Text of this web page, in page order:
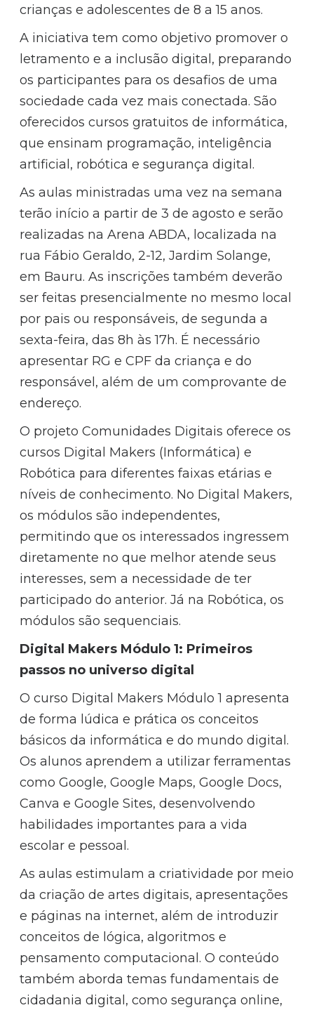
crianças e adolescentes de 8 a 15 anos.
A iniciativa tem como objetivo promover o
letramento e a inclusão digital, preparando
os participantes para os desafios de uma
sociedade cada vez mais conectada. São
oferecidos cursos gratuitos de informática,
que ensinam programação, inteligência
artificial, robótica e segurança digital.
As aulas ministradas uma vez na semana
terão início a partir de 3 de agosto e serão
realizadas na Arena ABDA, localizada na
rua Fábio Geraldo, 2-12, Jardim Solange,
em Bauru. As inscrições também deverão
ser feitas presencialmente no mesmo local
por pais ou responsáveis, de segunda a
sexta-feira, das 8h às 17h. É necessário
apresentar RG e CPF da criança e do
responsável, além de um comprovante de
endereço.
O projeto Comunidades Digitais oferece os
cursos Digital Makers (Informática) e
Robótica para diferentes faixas etárias e
níveis de conhecimento. No Digital Makers,
os módulos são independentes,
permitindo que os interessados ingressem
diretamente no que melhor atende seus
interesses, sem a necessidade de ter
participado do anterior. Já na Robótica, os
módulos são sequenciais.
Digital Makers Módulo 1: Primeiros
passos no universo digital
O curso Digital Makers Módulo 1 apresenta
de forma lúdica e prática os conceitos
básicos da informática e do mundo digital.
Os alunos aprendem a utilizar ferramentas
como Google, Google Maps, Google Docs,
Canva e Google Sites, desenvolvendo
habilidades importantes para a vida
escolar e pessoal.
As aulas estimulam a criatividade por meio
da criação de artes digitais, apresentações
e páginas na internet, além de introduzir
conceitos de lógica, algoritmos e
pensamento computacional. O conteúdo
também aborda temas fundamentais de
cidadania digital, como segurança online,